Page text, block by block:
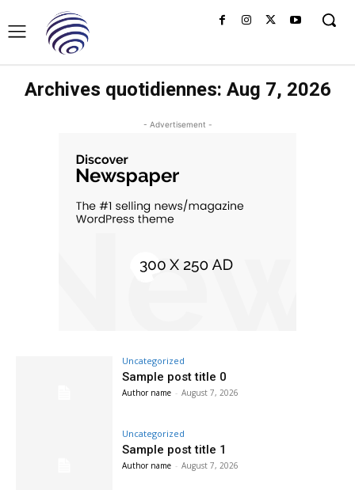
Archives quotidiennes: Aug 7, 2026
- Advertisement -
Uncategorized
Sample post title 0
Author name - August 7, 2026
Uncategorized
Sample post title 1
Author name - August 7, 2026